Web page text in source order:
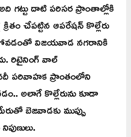
గట్టు దాటి పరిసర ప్రాంతాల్లోకి
చేపట్టిన ఆపరేషన్ కొల్లేరు
విజయవాడ నగరానికి
రిటైనింగ్ వాల్
పరివాహక ప్రాంతంలోని
అలాగే కొల్లేరును కూడా
బెజవాడకు ముప్పు